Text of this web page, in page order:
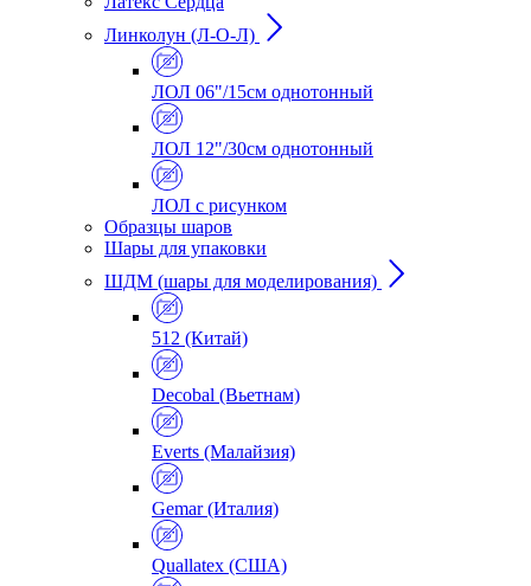
Линколун (Л-О-Л)
ЛОЛ 06"/15см однотонный
ЛОЛ 12"/30см однотонный
ЛОЛ с рисунком
Образцы шаров
Шары для упаковки
ШДМ (шары для моделирования)
512 (Китай)
Decobal (Вьетнам)
Everts (Малайзия)
Gemar (Италия)
Quallatex (США)